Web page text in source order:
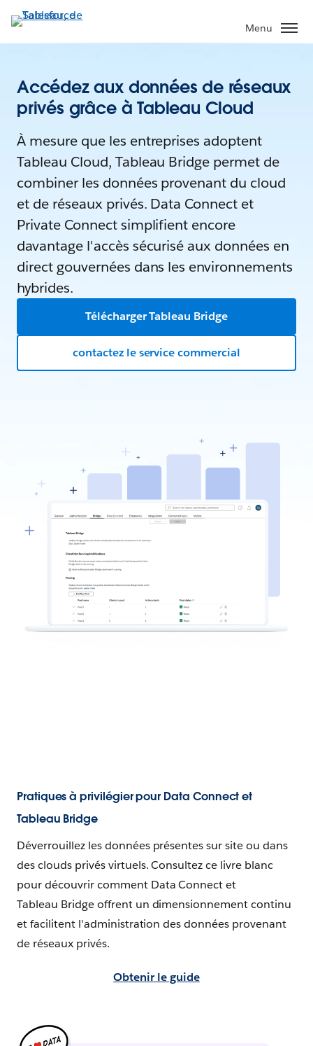
Menu
Accédez aux données de réseaux
privés grâce à Tableau Cloud
À mesure que les entreprises adoptent
Tableau Cloud, Tableau Bridge permet de
combiner les données provenant du cloud
et de réseaux privés. Data Connect et
Private Connect simplifient encore
davantage l'accès sécurisé aux données en
direct gouvernées dans les environnements
hybrides.
Télécharger Tableau Bridge
contactez le service commercial
Pratiques à privilégier pour Data Connect et
Tableau Bridge
Déverrouillez les données présentes sur site ou dans
des clouds privés virtuels. Consultez ce livre blanc
pour découvrir comment Data Connect et
Tableau Bridge offrent un dimensionnement continu
et facilitent l'administration des données provenant
de réseaux privés.
Obtenir le guide